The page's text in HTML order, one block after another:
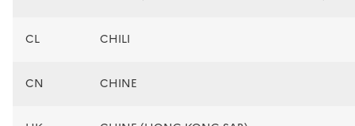
CL CHILI
CN CHINE